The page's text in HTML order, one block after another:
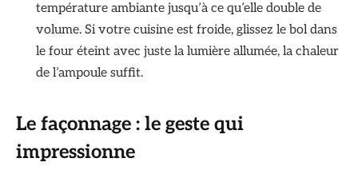
température ambiante jusqu’à ce qu’elle double de
volume. Si votre cuisine est froide, glissez le bol dans
le four éteint avec juste la lumière allumée, la chaleur
de l’ampoule suffit.
Le façonnage : le geste qui
impressionne